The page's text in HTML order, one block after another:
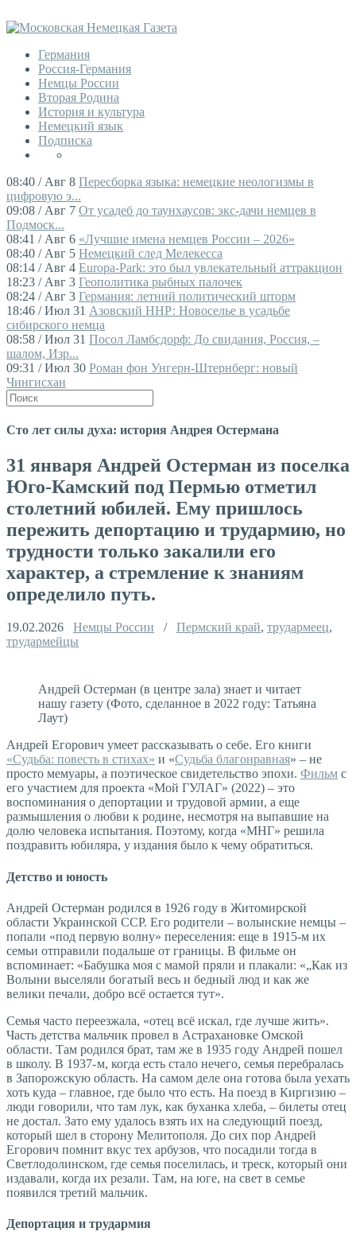
Германия
Россия-Германия
Немцы России
Вторая Родина
История и культура
Немецкий язык
Подписка
08:40 / Авг 8 Пересборка языка: немецкие неологизмы в
цифровую э...
09:08 / Авг 7 От усадеб до таунхаусов: экс-дачи немцев в
Подмоск...
08:41 / Авг 6 «Лучшие имена немцев России – 2026»
08:40 / Авг 5 Немецкий след Мелекесса
08:14 / Авг 4 Europa-Park: это был увлекательный аттракцион
18:23 / Авг 3 Геополитика рыбных палочек
08:24 / Авг 3 Германия: летний политический шторм
18:46 / Июл 31 Азовский ННР: Новоселье в усадьбе
сибирского немца
08:58 / Июл 31 Посол Ламбсдорф: До свидания, Россия, –
шалом, Изр...
09:31 / Июл 30 Роман фон Унгерн-Штернберг: новый
Чингисхан
Сто лет силы духа: история Андрея Остермана
31 января Андрей Остерман из поселка
Юго-Камский под Пермью отметил
столетний юбилей. Ему пришлось
пережить депортацию и трудармию, но
трудности только закалили его
характер, а стремление к знаниям
определило путь.
19.02.2026 Немцы России / Пермский край, трудармеец,
трудармейцы
Андрей Остерман (в центре зала) знает и читает
нашу газету (Фото, сделанное в 2022 году: Татьяна
Лаут)
Андрей Егорович умеет рассказывать о себе. Его книги
«Судьба: повесть в стихах» и «Судьба благонравная» – не
просто мемуары, а поэтическое свидетельство эпохи. Фильм с
его участием для проекта «Мой ГУЛАГ» (2022) – это
воспоминания о депортации и трудовой армии, а еще
размышления о любви к родине, несмотря на выпавшие на
долю человека испытания. Поэтому, когда «МНГ» решила
поздравить юбиляра, у издания было к чему обратиться.
Детство и юность
Андрей Остерман родился в 1926 году в Житомирской
области Украинской ССР. Его родители – волынские немцы –
попали «под первую волну» переселения: еще в 1915-м их
семьи отправили подальше от границы. В фильме он
вспоминает: «Бабушка моя с мамой пряли и плакали: «„Как из
Волыни выселяли богатый весь и бедный люд и как же
велики печали, добро всё остается тут».
Семья часто переезжала, «отец всё искал, где лучше жить».
Часть детства мальчик провел в Астрахановке Омской
области. Там родился брат, там же в 1935 году Андрей пошел
в школу. В 1937- м, когда есть стало нечего, семья перебралась
в Запорожскую область. На самом деле она готова была уехать
хоть куда – главное, где было что есть. На поезд в Киргизию –
люди говорили, что там лук, как буханка хлеба, – билеты отец
не достал. Зато ему удалось взять их на следующий поезд,
который шел в сторону Мелитополя. До сих пор Андрей
Егорович помнит вкус тех арбузов, что посадили тогда в
Светлодолинском, где семья поселилась, и треск, который они
издавали, когда их резали. Там, на юге, на свет в семье
появился третий мальчик.
Депортация и трудармия